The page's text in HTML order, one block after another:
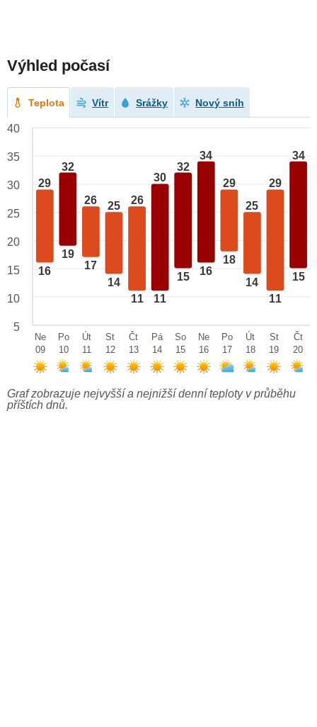
Výhled počasí
Teplota Vítr Srážky Nový sníh
29
16
32
19
26
17
25
14
26
11
30
11
32
15
34
16
29
18
25
14
29
11
34
15
40
35
30
25
20
15
10
5
Ne
09
Po
10
Út
11
St
12
Čt
13
Pá
14
So
15
Ne
16
Po
17
Út
18
St
19
Čt
20
Graf zobrazuje nejvyšší a nejnižší denní teploty v průběhu
příštích dnů.